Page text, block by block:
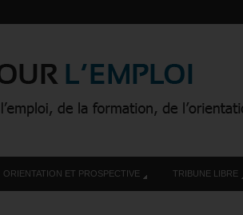
ORIENTATION ET PROSPECTIVE TRIBUNE LIBRE